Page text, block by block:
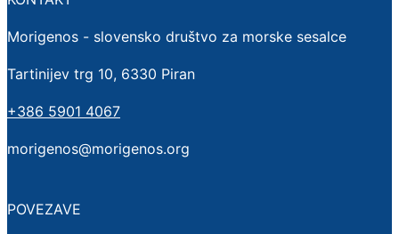
Morigenos - slovensko društvo za morske sesalce
Tartinijev trg 10, 6330 Piran
+386 5901 4067
morigenos@morigenos.org
POVEZAVE